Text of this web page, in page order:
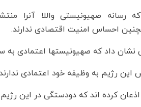
رسانه صهیونیستی واللا آنرا
احساس امنیت اقتصادی ندارند.
داد که صهیونیستها اعتمادی به
این رژیم به وظیفه خود اعتمادی
کرده اند که دودستگی در این رژیم